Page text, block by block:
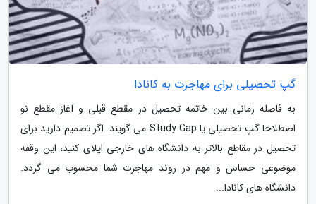
گپ تحصیلی برای مهاجرت به کانادا
به فاصله زمانی بین خاتمه تحصیل در مقطع قبلی و آغاز مقطع نو
اصطلاحا گپ تحصیلی یا Study Gap می گویند. اگر تصمیم دارید برای
تحصیل در مقاطع بالاتر به دانشگاه های خارجی اپلای کنید، این وقفه
موضوعی حساس و مهم در روند مهاجرت شما محسوب می گردد.
دانشگاه های کانادا...